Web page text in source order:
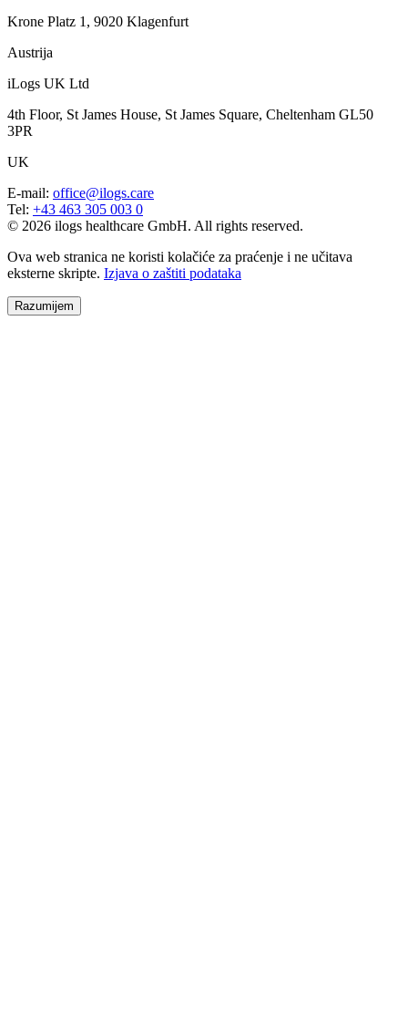
Krone Platz 1, 9020 Klagenfurt
Austrija
iLogs UK Ltd
4th Floor, St James House, St James Square, Cheltenham GL50
3PR
UK
E-mail: office@ilogs.care
Tel: +43 463 305 003 0
© 2026 ilogs healthcare GmbH. All rights reserved.
Ova web stranica ne koristi kolačiće za praćenje i ne učitava
eksterne skripte. Izjava o zaštiti podataka
Razumijem